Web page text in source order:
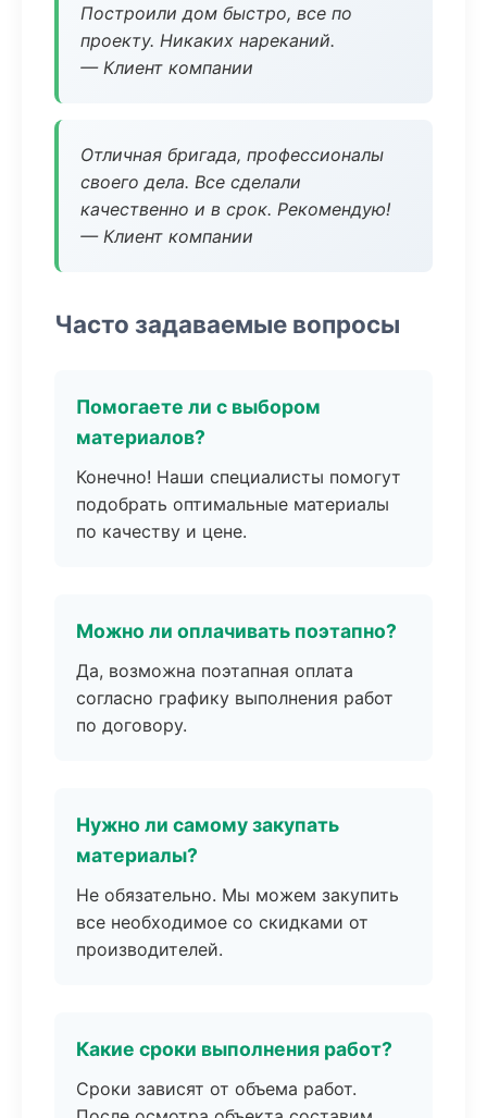
Построили дом быстро, все по
проекту. Никаких нареканий.
— Клиент компании
Отличная бригада, профессионалы
своего дела. Все сделали
качественно и в срок. Рекомендую!
— Клиент компании
Часто задаваемые вопросы
Помогаете ли с выбором
материалов?
Конечно! Наши специалисты помогут
подобрать оптимальные материалы
по качеству и цене.
Можно ли оплачивать поэтапно?
Да, возможна поэтапная оплата
согласно графику выполнения работ
по договору.
Нужно ли самому закупать
материалы?
Не обязательно. Мы можем закупить
все необходимое со скидками от
производителей.
Какие сроки выполнения работ?
Сроки зависят от объема работ.